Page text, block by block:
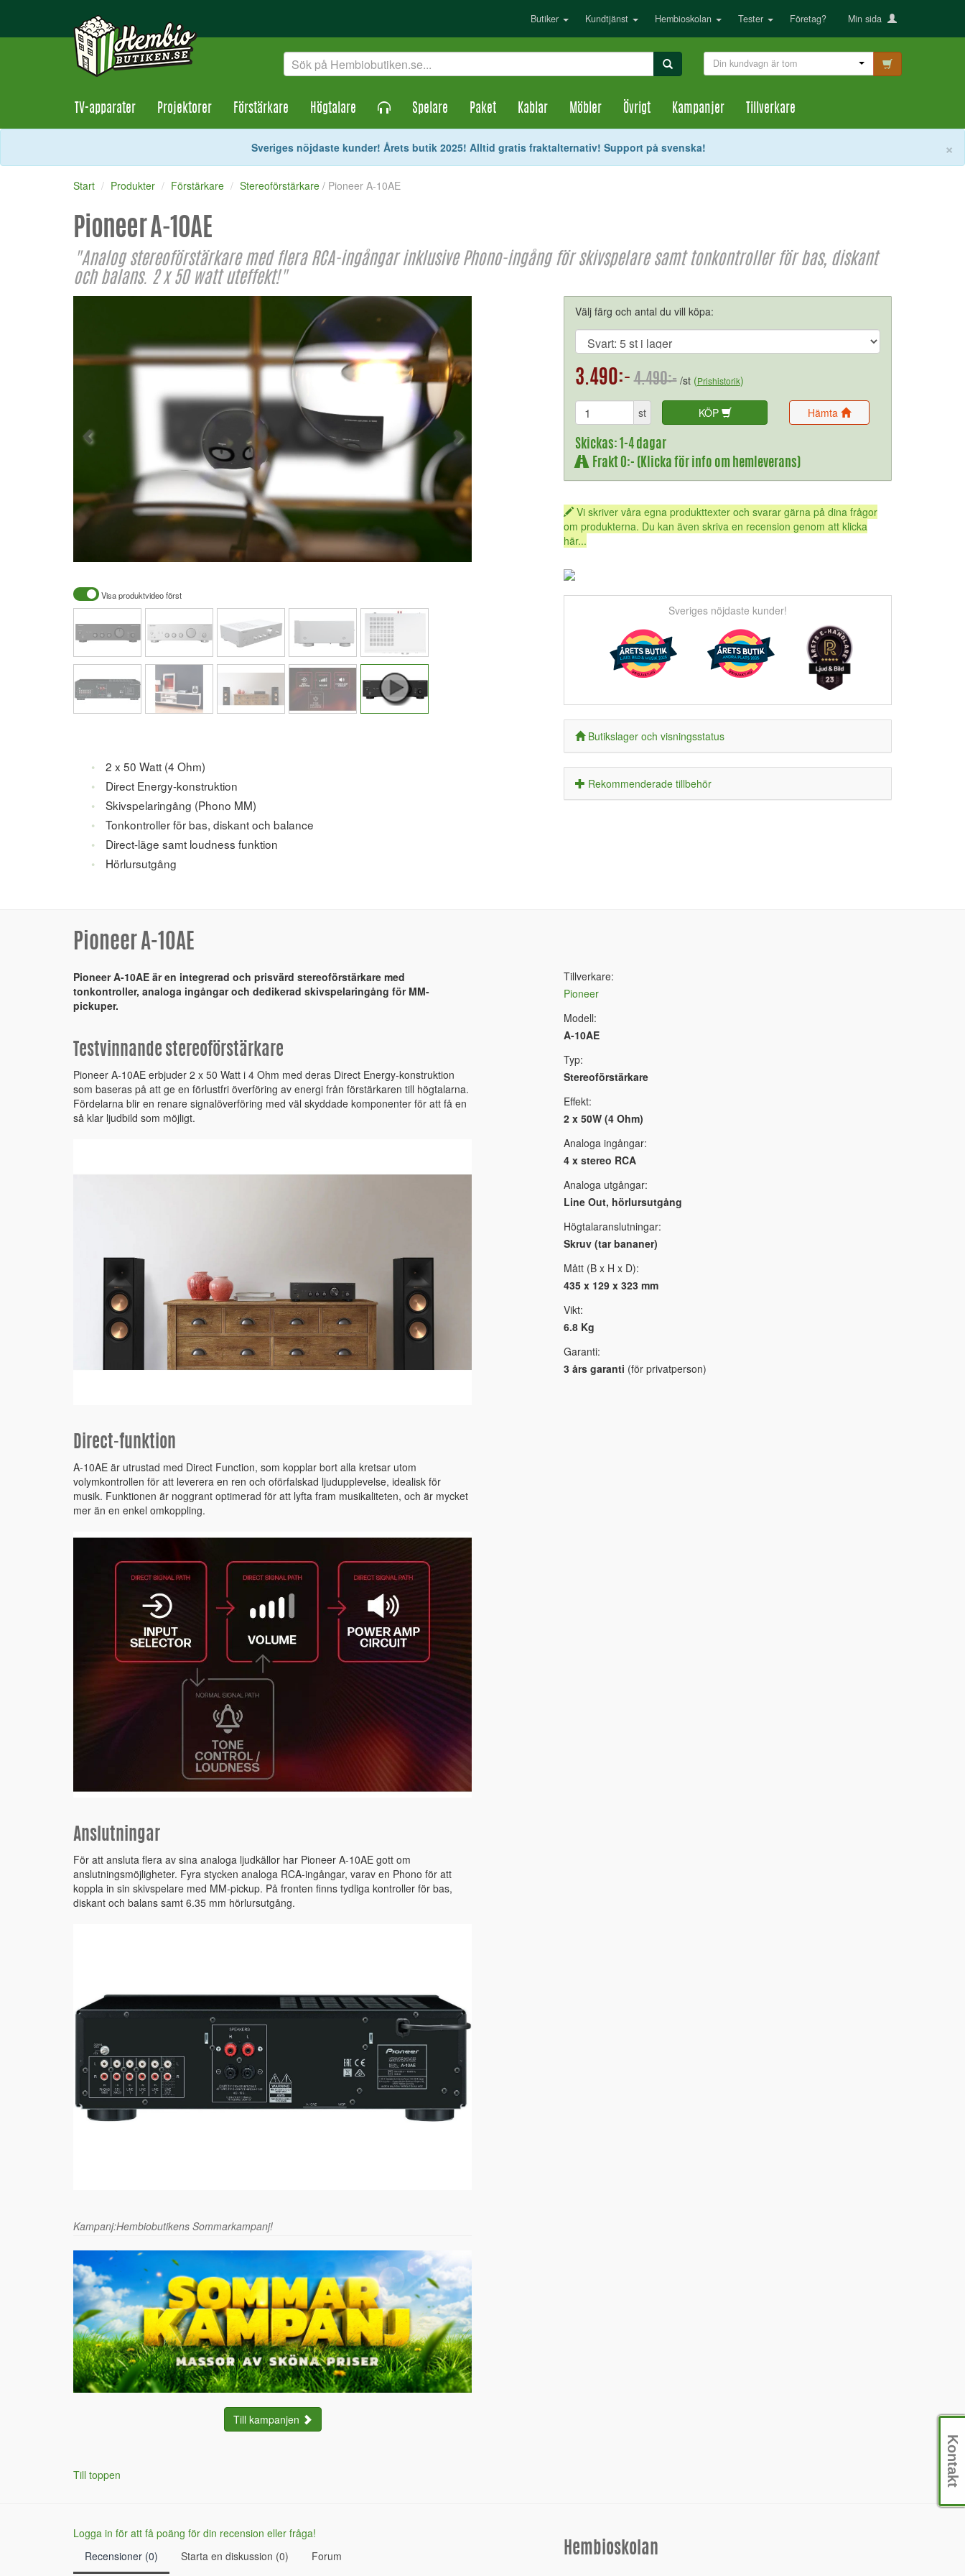
Butiker Kundtjänst Hembioskolan Tester Företag? Min sida
Din kundvagn är tom
TV-apparater Projektorer Förstärkare Högtalare Spelare Paket Kablar Möbler Övrigt Kampanjer Tillverkare
×
Sveriges nöjdaste kunder! Årets butik 2025! Alltid gratis fraktalternativ! Support på svenska!
Start Produkter Förstärkare Stereoförstärkare / Pioneer A-10AE
Pioneer A-10AE
"Analog stereoförstärkare med flera RCA-ingångar inklusive Phono-ingång för skivspelare samt tonkontroller för bas, diskant
och balans. 2 x 50 watt uteffekt!"
Visa produktvideo först
2 x 50 Watt (4 Ohm)
Direct Energy-konstruktion
Skivspelaringång (Phono MM)
Tonkontroller för bas, diskant och balance
Direct-läge samt loudness funktion
Hörlursutgång
Välj färg och antal du vill köpa:
3.490:- 4.490:-/st (Prishistorik)
st KÖP Hämta
Skickas: 1-4 dagar
Frakt 0:- (Klicka för info om hemleverans)
Vi skriver våra egna produkttexter och svarar gärna på dina frågor
om produkterna. Du kan även skriva en recension genom att klicka
här...
Sveriges nöjdaste kunder!
Butikslager och visningsstatus
Rekommenderade tillbehör
Pioneer A-10AE
Pioneer A-10AE är en integrerad och prisvärd stereoförstärkare med
tonkontroller, analoga ingångar och dedikerad skivspelaringång för MM-
pickuper.
Testvinnande stereoförstärkare
Pioneer A-10AE erbjuder 2 x 50 Watt i 4 Ohm med deras Direct Energy-konstruktion
som baseras på att ge en förlustfri överföring av energi från förstärkaren till högtalarna.
Fördelarna blir en renare signalöverföring med väl skyddade komponenter för att få en
så klar ljudbild som möjligt.
Direct-funktion
A-10AE är utrustad med Direct Function, som kopplar bort alla kretsar utom
volymkontrollen för att leverera en ren och oförfalskad ljudupplevelse, idealisk för
musik. Funktionen är noggrant optimerad för att lyfta fram musikaliteten, och är mycket
mer än en enkel omkoppling.
Anslutningar
För att ansluta flera av sina analoga ljudkällor har Pioneer A-10AE gott om
anslutningsmöjligheter. Fyra stycken analoga RCA-ingångar, varav en Phono för att
koppla in sin skivspelare med MM-pickup. På fronten finns tydliga kontroller för bas,
diskant och balans samt 6.35 mm hörlursutgång.
Kampanj:Hembiobutikens Sommarkampanj!
Till kampanjen
Till toppen
Tillverkare:
Pioneer
Modell:
A-10AE
Typ:
Stereoförstärkare
Effekt:
2 x 50W (4 Ohm)
Analoga ingångar:
4 x stereo RCA
Analoga utgångar:
Line Out, hörlursutgång
Högtalaranslutningar:
Skruv (tar bananer)
Mått (B x H x D):
435 x 129 x 323 mm
Vikt:
6.8 Kg
Garanti:
3 års garanti (för privatperson)
Logga in för att få poäng för din recension eller fråga!
Recensioner (0)
Starta en diskussion (0) Forum Hembioskolan
Kontakt